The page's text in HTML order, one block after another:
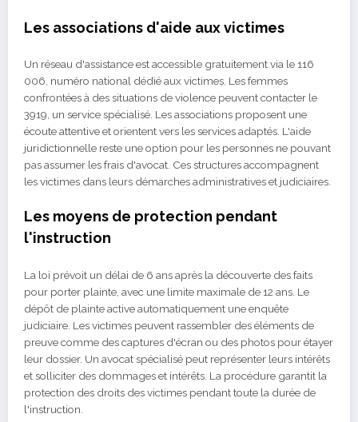
Les associations d'aide aux victimes
Un réseau d'assistance est accessible gratuitement via le 116
006, numéro national dédié aux victimes. Les femmes
confrontées à des situations de violence peuvent contacter le
3919, un service spécialisé. Les associations proposent une
écoute attentive et orientent vers les services adaptés. L'aide
juridictionnelle reste une option pour les personnes ne pouvant
pas assumer les frais d'avocat. Ces structures accompagnent
les victimes dans leurs démarches administratives et judiciaires.
Les moyens de protection pendant
l'instruction
La loi prévoit un délai de 6 ans après la découverte des faits
pour porter plainte, avec une limite maximale de 12 ans. Le
dépôt de plainte active automatiquement une enquête
judiciaire. Les victimes peuvent rassembler des éléments de
preuve comme des captures d'écran ou des photos pour étayer
leur dossier. Un avocat spécialisé peut représenter leurs intérêts
et solliciter des dommages et intérêts. La procédure garantit la
protection des droits des victimes pendant toute la durée de
l'instruction.